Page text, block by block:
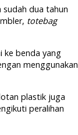
sudah dua tahun
totebag
ke benda yang
menggunakan
plastik juga
peralihan